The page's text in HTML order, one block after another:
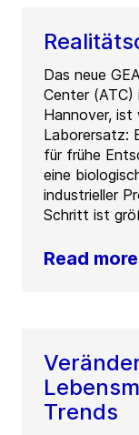
Das neue
Center (ATC)
Hannover, ist
Laborersatz:
für frühe
eine
industrieller
Schritt ist
Read more
Trends